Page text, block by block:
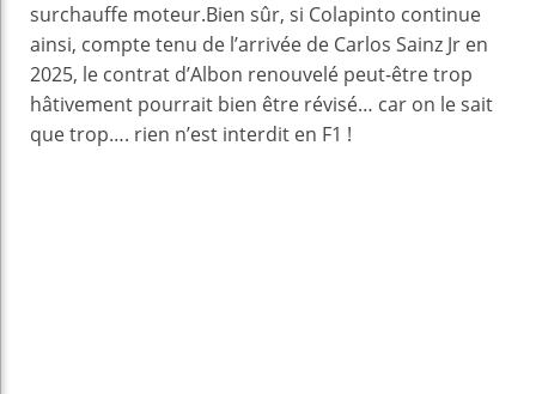
surchauffe moteur.Bien sûr, si Colapinto continue
ainsi, compte tenu de l’arrivée de Carlos Sainz Jr en
2025, le contrat d’Albon renouvelé peut-être trop
hâtivement pourrait bien être révisé… car on le sait
que trop…. rien n’est interdit en F1 !